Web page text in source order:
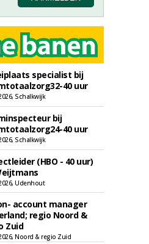
specialist bij
40 uur
Schalkwijk
bij
40 uur
Schalkwijk
(HBO - 40 uur)
Udenhout
account manager
regio Noord &
Zuid
Noord & regio Zuid